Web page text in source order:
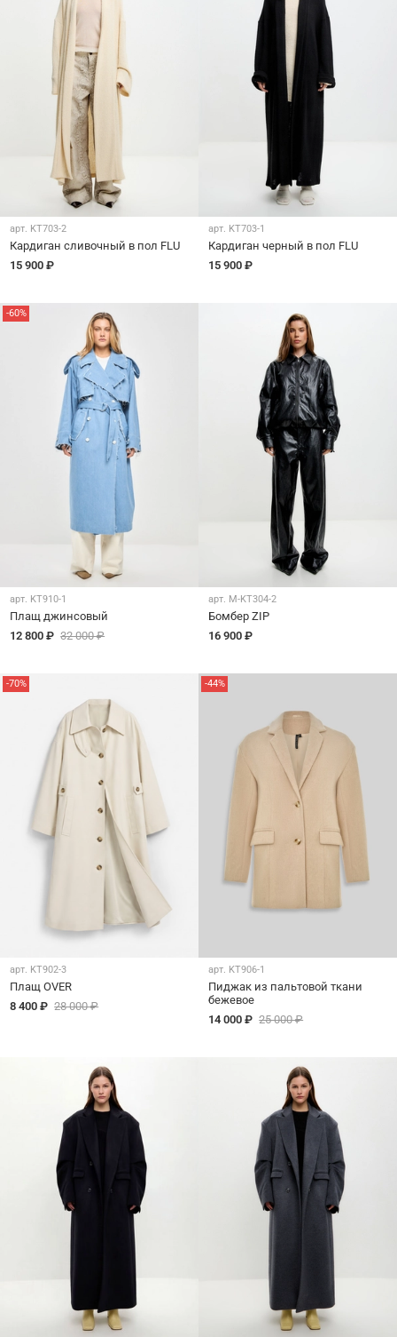
арт. KT703-2
Кардиган сливочный в пол FLU
15 900 ₽
арт. KT703-1
Кардиган черный в пол FLU
15 900 ₽
-60%
арт. KT910-1
Плащ джинсовый
12 800 ₽ 32 000 ₽
арт. M-KT304-2
Бомбер ZIP
16 900 ₽
-70%
арт. KT902-3
Плащ OVER
8 400 ₽ 28 000 ₽
-44%
арт. KT906-1
Пиджак из пальтовой ткани
бежевое
14 000 ₽ 25 000 ₽